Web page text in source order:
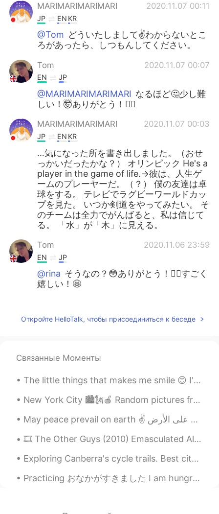
MARIMARIMARIMARI 2020.11.07 00:11
JP EN KR
@Tom どういたしまして✌わからないとこ
ろがあったら、しつもんしてください。
Tom 2020.11.07 00:07
EN JP
@MARIMARIMARIMARI なるほど🤔少し難
しい！🤯ありがとう！🙇‍♂️
MARIMARIMARIMARI 2020.11.07 00:03
JP EN KR
…気になった所を書き出しました。（おせ
っかいだったかな？） オリンピック He's a
player in the game of life.→彼は、人生ゲ
ームのプレーヤーだ。（？） 僕の友達は卓
球をする。 テレビでラグビーワールドカッ
プを見た。 いつか剣道をやってみたい。 そ
のチームは全力でがんばると、私は信じて
る。 「水」が「木」に見える。
Tom 2020.11.06 23:59
EN JP
@rina そうなの？😳ありがとう！🙇‍♂️すごく
嬉しい！🤩
JP EN
週末に僕は音楽を聴いて、ゲームをし
EN JP
@さとうซาโต้Sato佐藤사도 なるほど！🤔
TH
いつもと同じ、でもいつも楽しいって、本
Откройте HelloTalk, чтобы присоединиться к беседе
Связанные Моменты
The little things that makes me smile 😊 I've always been a loyal Prada candy but YSL intense smel...
New York City 🏙🗽🍎 Random pictures from my phone. Enjoy! 😊 1. Deli (Harlem) 2. "Love" Motel (harle...
🎞 The Other Guys (2010) Emasculated Allen responded with a logical counter-argument against his ...
Exploring Canberra's cycle trails. Best city in Austrlaia to ride a bike 🚲 I saw rabbits (bunnies...
Practicing おなかがすきました I am hungry ラ一メンが食べたいです I want to eat Ramen これは京都駅の'Ramen Street'です This ...